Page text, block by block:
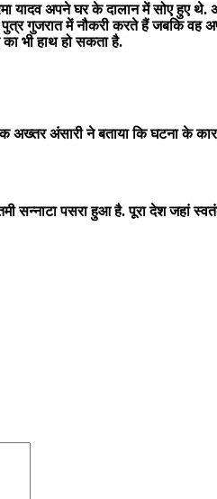
यादव अपने घर के दालान में सोए हुए
गुजरात में नौकरी करते हैं जबकि वह
का भी हाथ हो सकता है.
अंसारी ने बताया कि घटना के
सन्नाटा पसरा हुआ है. पूरा देश जहां